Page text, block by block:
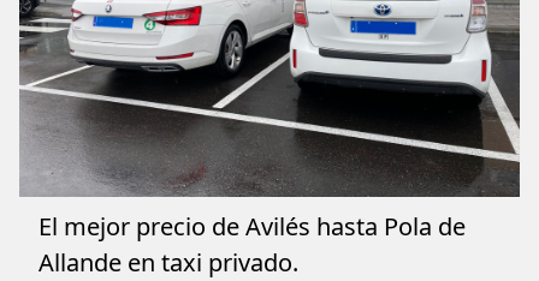
El mejor precio de Avilés hasta Pola de
Allande en taxi privado.